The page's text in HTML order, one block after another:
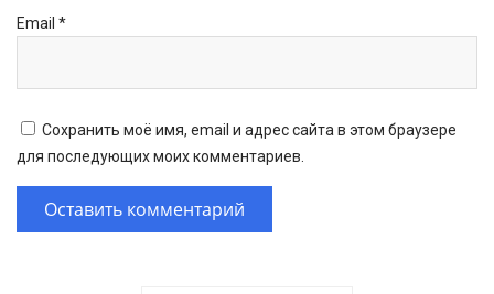
Email *
Сохранить моё имя, email и адрес сайта в этом браузере
для последующих моих комментариев.